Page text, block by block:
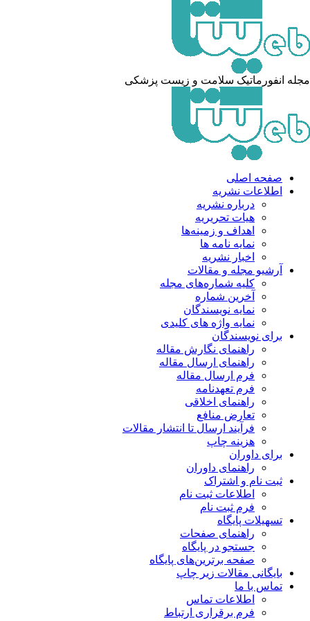
انفورماتیک سلامت و زیست پزشکی
صفحه اصلی
اطلاعات نشریه
درباره نشریه
هیات تحریریه
اهداف و زمینه‌ها
نمایه نامه ها
اخبار نشریه
آرشیو مجله و مقالات
کلیه شماره‌های مجله
آخرین شماره
نمایه نویسندگان
نمایه واژه های کلیدی
برای نویسندگان
راهنمای نگارش مقاله
راهنمای ارسال مقاله
فرم ارسال مقاله
فرم تعهدنامه
راهنمای اخلاقی
تعارض منافع
فرآیند ارسال تا انتشار مقالات
هزینه چاپ
برای داوران
راهنمای داوران
ثبت نام و اشتراک
اطلاعات ثبت نام
فرم ثبت نام
تسهیلات پایگاه
راهنمای صفحات
جستجو در پایگاه
صفحه برترین‌های پایگاه
بایگانی مقالات زیر چاپ
تماس با ما
اطلاعات تماس
فرم برقراری ارتباط